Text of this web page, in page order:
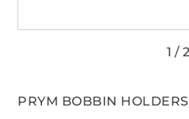
PRYM BOBBIN HOLDERS